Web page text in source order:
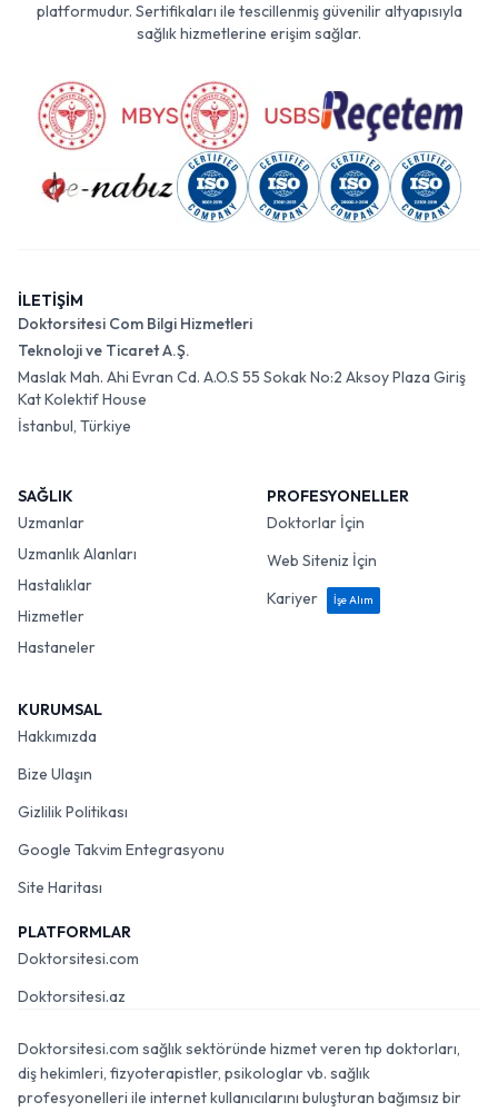
platformudur. Sertifikaları ile tescillenmiş güvenilir altyapısıyla
sağlık hizmetlerine erişim sağlar.
İLETİŞİM
Doktorsitesi Com Bilgi Hizmetleri
Teknoloji ve Ticaret A.Ş.
Maslak Mah. Ahi Evran Cd. A.O.S 55 Sokak No:2 Aksoy Plaza Giriş
Kat Kolektif House
İstanbul, Türkiye
SAĞLIK
Uzmanlar
Uzmanlık Alanları
Hastalıklar
Hizmetler
Hastaneler
PROFESYONELLER
Doktorlar İçin
Web Siteniz İçin
Kariyer
İşe Alım
KURUMSAL
Hakkımızda
Bize Ulaşın
Gizlilik Politikası
Google Takvim Entegrasyonu
Site Haritası
PLATFORMLAR
Doktorsitesi.com
Doktorsitesi.az
Doktorsitesi.com sağlık sektöründe hizmet veren tıp doktorları,
diş hekimleri, fizyoterapistler, psikologlar vb. sağlık
profesyonelleri ile internet kullanıcılarını buluşturan bağımsız bir